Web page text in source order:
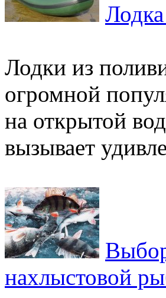
Лодки из
огромной
на открытой
вызывает
нахлыстовой